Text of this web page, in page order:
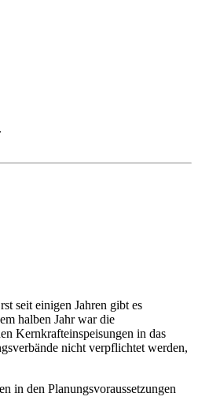
seit einigen Jahren gibt es
halben Jahr war die
Kernkrafteinspeisungen in das
nicht verpflichtet werden,
in den Planungsvoraussetzungen